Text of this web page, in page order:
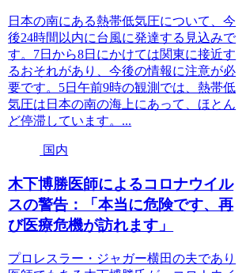
日本の南にある熱帯低気圧について、今
後24時間以内に台風に発達する見込みで
す。7日から8日にかけては関東に接近す
るおそれがあり、今後の情報に注意が必
要です。5日午前9時の観測では、熱帯低
気圧は日本の南の海上にあって、ほとん
ど停滞しています。...
国内
木下博勝医師によるコロナウイル
スの警告：「本当に危険です、再
び医療危機が訪れます」
プロレスラー・ジャガー横田の夫であり